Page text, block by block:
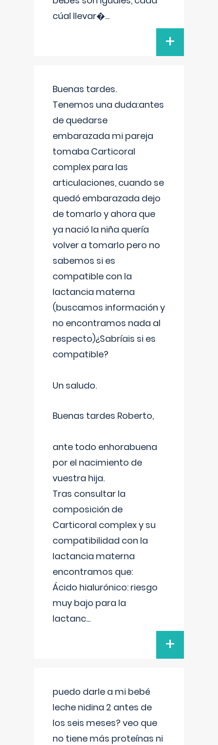
cúal llevar�...
+
Buenas tardes.
Tenemos una duda:antes
de quedarse
embarazada mi pareja
tomaba Carticoral
complex para las
articulaciones, cuando se
quedó embarazada dejo
de tomarlo y ahora que
ya nació la niña quería
volver a tomarlo pero no
sabemos si es
compatible con la
lactancia materna
(buscamos información y
no encontramos nada al
respecto)¿Sabríais si es
compatible?
Un saludo.
Buenas tardes Roberto,
ante todo enhorabuena
por el nacimiento de
vuestra hija.
Tras consultar la
composición de
Carticoral complex y su
compatibilidad con la
lactancia materna
encontramos que:
Ácido hialurónico: riesgo
muy bajo para la
lactanc...
+
puedo darle a mi bebé
leche nidina 2 antes de
los seis meses? veo que
no tiene más proteínas ni